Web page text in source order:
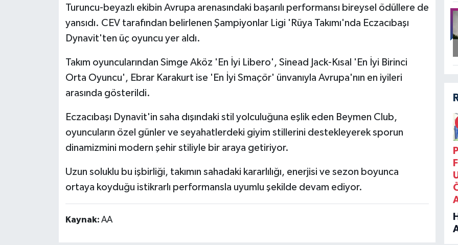
Turuncu-beyazlı ekibin Avrupa arenasındaki başarılı performansı bireysel ödüllere de
yansıdı. CEV tarafından belirlenen Şampiyonlar Ligi 'Rüya Takımı'nda Eczacıbaşı
Dynavit'ten üç oyuncu yer aldı.
Takım oyuncularından Simge Aköz 'En İyi Libero', Sinead Jack-Kısal 'En İyi Birinci
Orta Oyuncu', Ebrar Karakurt ise 'En İyi Smaçör' ünvanıyla Avrupa'nın en iyileri
arasında gösterildi.
Eczacıbaşı Dynavit'in saha dışındaki stil yolculuğuna eşlik eden Beymen Club,
oyuncuların özel günler ve seyahatlerdeki giyim stillerini destekleyerek sporun
dinamizmini modern şehir stiliyle bir araya getiriyor.
Uzun soluklu bu işbirliği, takımın sahadaki kararlılığı, enerjisi ve sezon boyunca
ortaya koyduğu istikrarlı performansla uyumlu şekilde devam ediyor.
Kaynak: AA